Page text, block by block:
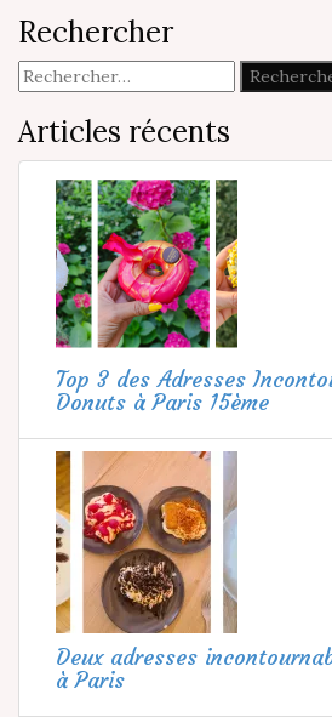
Rechercher
Rechercher :
Articles récents
Top 3 des Adresses
Donuts à Paris 15ème
Deux adresses
à Paris